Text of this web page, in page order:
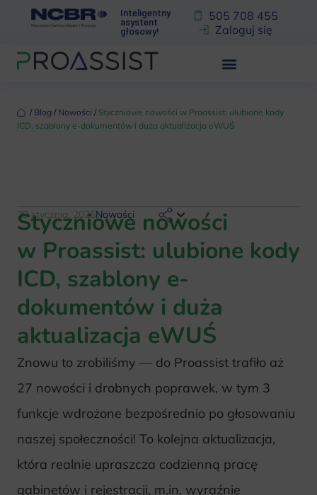
Inteligentny
asystent
głosowy!
505 708 455
Zaloguj się
‏‏‎ ‎/‏‏‎ ‎ Blog ‏‏‎ ‎/‏‏‎ ‎ Nowości ‏‏‎ ‎/‏‏‎ ‎ Styczniowe nowości w Proassist: ulubione kody
ICD, szablony e-dokumentów i duża aktualizacja eWUŚ
29 stycznia, 2026 Nowości
Styczniowe nowości
w Proassist: ulubione kody
ICD, szablony e-
dokumentów i duża
aktualizacja eWUŚ
Znowu to zrobiliśmy — do Proassist trafiło aż
27 nowości i drobnych poprawek, w tym 3
funkcje wdrożone bezpośrednio po głosowaniu
naszej społeczności! To kolejna aktualizacja,
która realnie upraszcza codzienną pracę
gabinetów i rejestracji, m.in. wyraźnie